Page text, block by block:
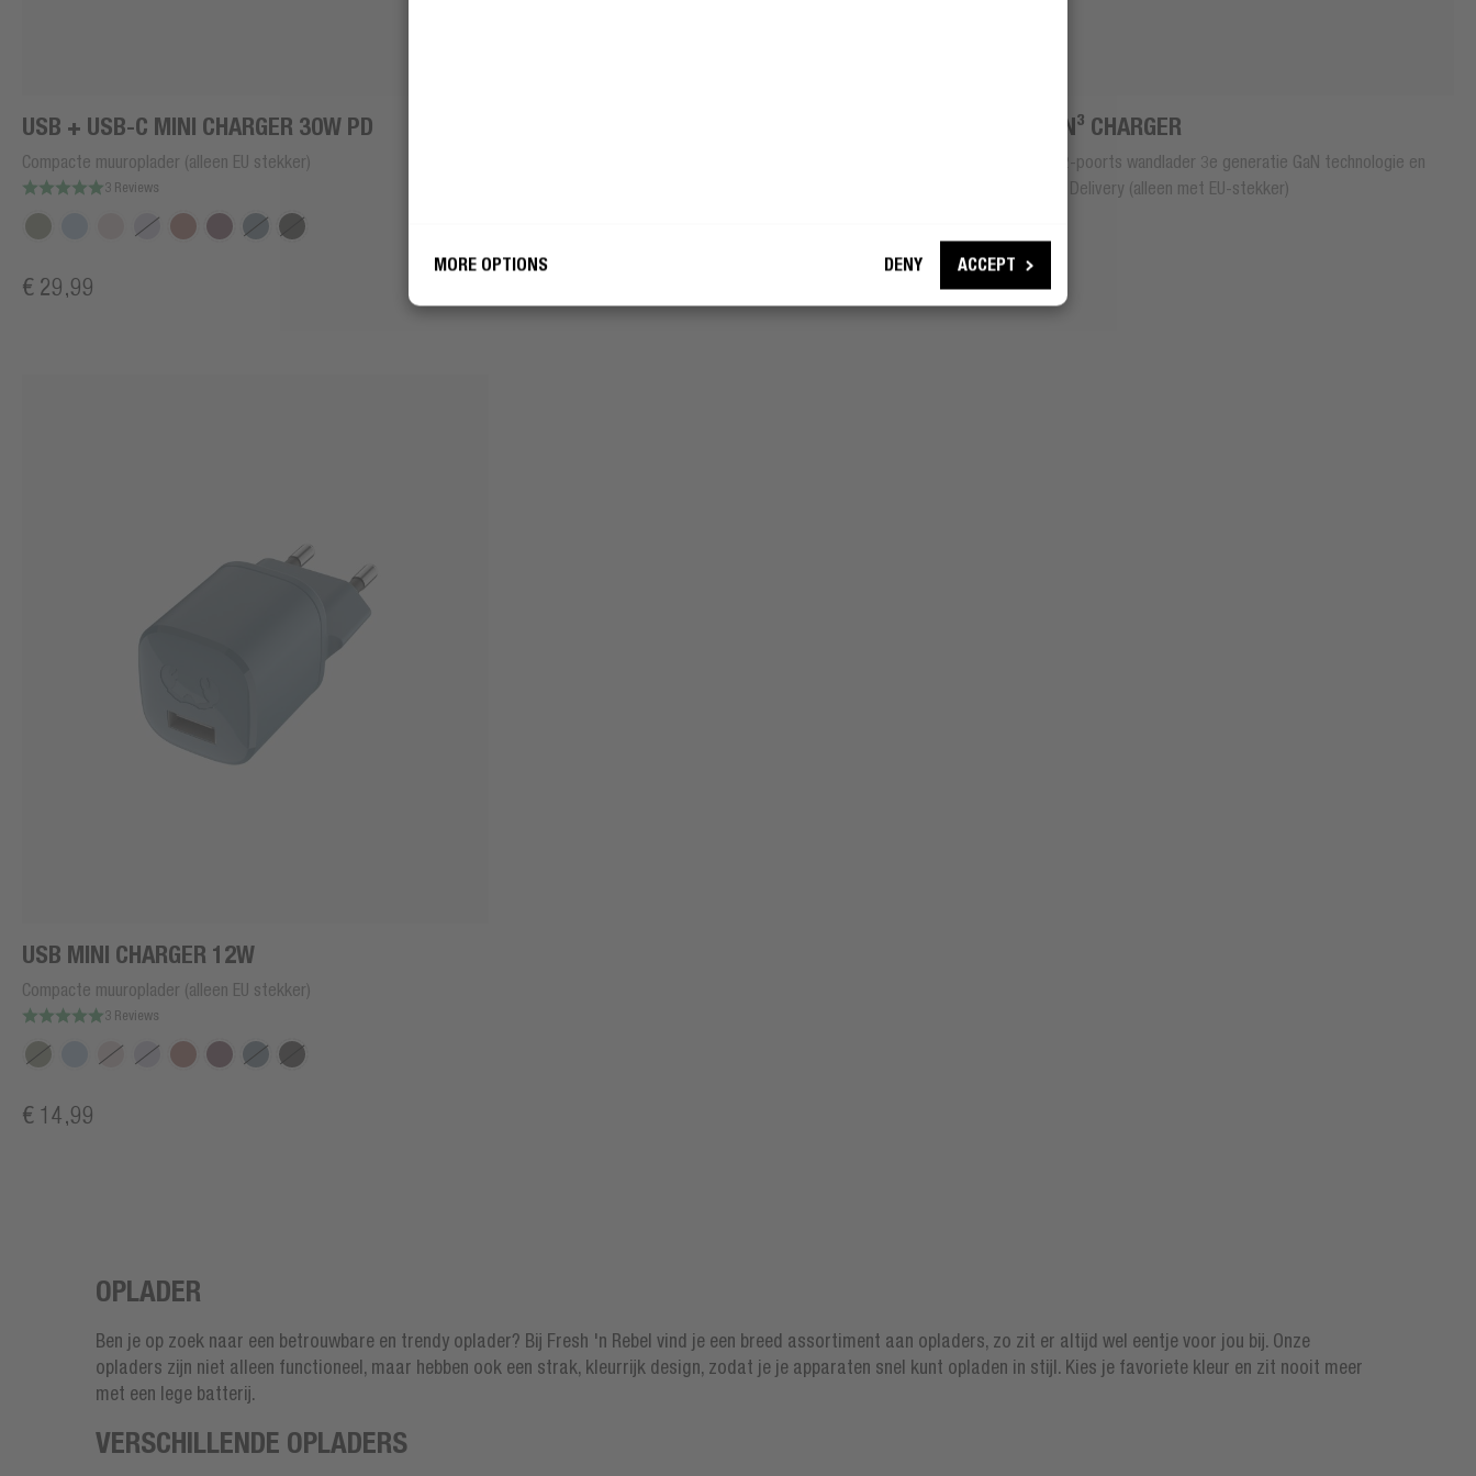
MORE OPTIONS DENY ACCEPT
USB + USB-C MINI CHARGER 30W PD
Compacte muuroplader (alleen EU stekker)
3 Reviews
€ 29,99
30W GAN³ CHARGER
Compacte 2-poorts wandlader 3e generatie GaN technologie en
30W Power Delivery (alleen met EU-stekker)
€ 19,99
USB MINI CHARGER 12W
Compacte muuroplader (alleen EU stekker)
3 Reviews
€ 14,99
OPLADER
Ben je op zoek naar een betrouwbare en trendy oplader? Bij Fresh 'n Rebel vind je een breed assortiment aan opladers, zo zit er altijd wel eentje voor jou bij. Onze
opladers zijn niet alleen functioneel, maar hebben ook een strak, kleurrijk design, zodat je je apparaten snel kunt opladen in stijl. Kies je favoriete kleur en zit nooit meer
met een lege batterij.
VERSCHILLENDE OPLADERS